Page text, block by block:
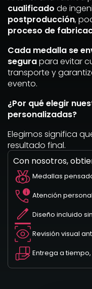
cualificado de
postproducción,
proceso de
Cada medalla se
segurapara evitar
transporte y
evento.
¿Por qué elegir
personalizadas?
Elegirnos significa
resultado final.
Con nosotros,
Medallas
Atención
Diseño incluido
Revisión visual
Entrega a